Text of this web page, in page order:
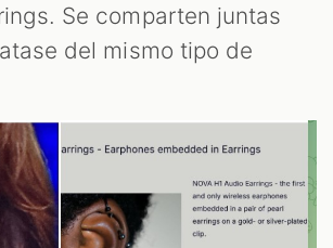
Se comparten juntas
del mismo tipo de